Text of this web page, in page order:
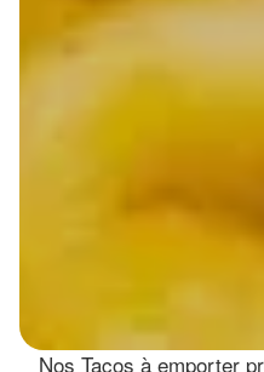
Nos Tacos à emporter